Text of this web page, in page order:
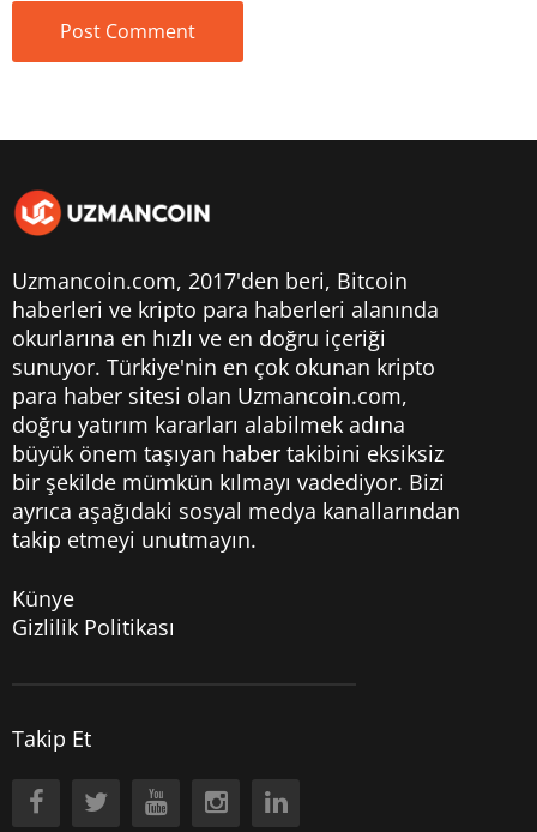
Uzmancoin.com, 2017'den beri, Bitcoin
haberleri ve kripto para haberleri alanında
okurlarına en hızlı ve en doğru içeriği
sunuyor. Türkiye'nin en çok okunan kripto
para haber sitesi olan Uzmancoin.com,
doğru yatırım kararları alabilmek adına
büyük önem taşıyan haber takibini eksiksiz
bir şekilde mümkün kılmayı vadediyor. Bizi
ayrıca aşağıdaki sosyal medya kanallarından
takip etmeyi unutmayın.
Künye
Gizlilik Politikası
Takip Et